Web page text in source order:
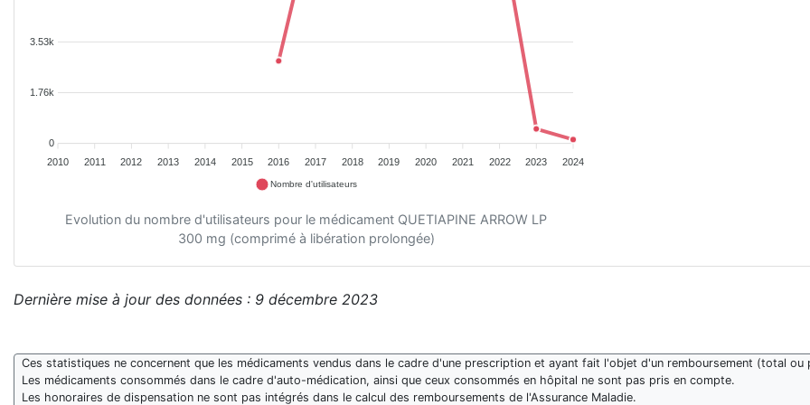
3.53k
1.76k
0
2010
2011 2012 2013 2014 2015 2016 2017 2018 2019 2020 2021 2022 2023 2024
Nombre d'utilisateurs
Evolution du nombre d'utilisateurs pour le médicament QUETIAPINE ARROW LP
300 mg (comprimé à libération prolongée)
Dernière mise à jour des données : 9 décembre 2023
Ces statistiques ne concernent que les médicaments vendus dans le cadre d'une prescription et ayant fait l'objet d'un remboursement (total ou
Les médicaments consommés dans le cadre d'auto-médication, ainsi que ceux consommés en hôpital ne sont pas pris en compte.
Les honoraires de dispensation ne sont pas intégrés dans le calcul des remboursements de l'Assurance Maladie.